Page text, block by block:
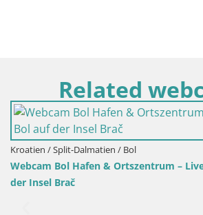
Related
Kroatien / Split-Dalmatien / Bol
Webcam Bol Hafen – Liveblick auf Bol